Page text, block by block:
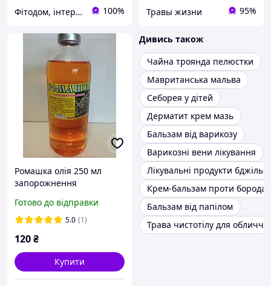
Фітодом, інтернет-магазин 100% Травы жизни 95%
Ромашка олія 250 мл
запорожнення
Готово до відправки
5.0 (1)
120₴
Купити
Дивись також
Чайна троянда пелюстки
Мавританська мальва
Себорея у дітей
Дерматит крем мазь
Бальзам від варикозу
Варикозні вени лікування
Лікувальні продукти
Крем-бальзам проти
Бальзам від папілом
Трава чистотілу для обличчя